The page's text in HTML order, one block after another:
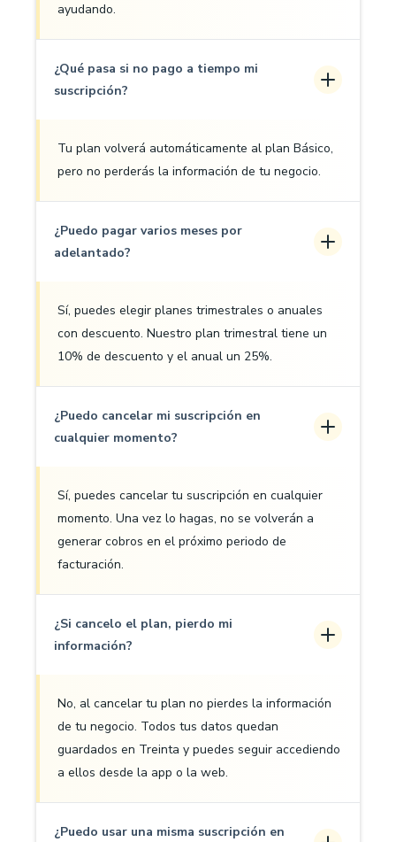
ayudando.
¿Qué pasa si no pago a tiempo mi
suscripción?
Tu plan volverá automáticamente al plan Básico,
pero no perderás la información de tu negocio.
¿Puedo pagar varios meses por
adelantado?
Sí, puedes elegir planes trimestrales o anuales
con descuento. Nuestro plan trimestral tiene un
10% de descuento y el anual un 25%.
¿Puedo cancelar mi suscripción en
cualquier momento?
Sí, puedes cancelar tu suscripción en cualquier
momento. Una vez lo hagas, no se volverán a
generar cobros en el próximo periodo de
facturación.
¿Si cancelo el plan, pierdo mi
información?
No, al cancelar tu plan no pierdes la información
de tu negocio. Todos tus datos quedan
guardados en Treinta y puedes seguir accediendo
a ellos desde la app o la web.
¿Puedo usar una misma suscripción en